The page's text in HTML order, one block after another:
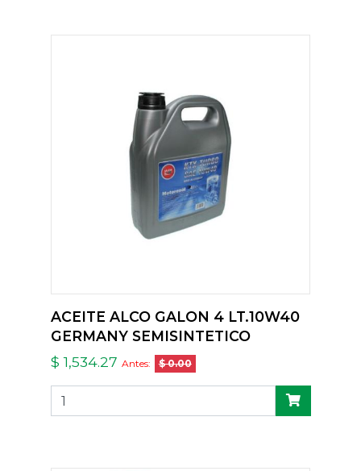
ACEITE ALCO GALON 4 LT.10W40
GERMANY SEMISINTETICO
$ 1,534.27 Antes: $ 0.00